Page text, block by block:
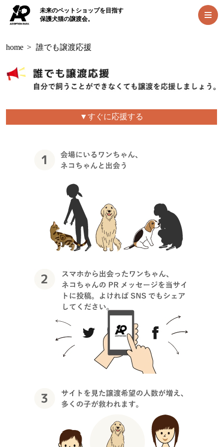
未来のペットショップを目指す
保護犬猫の譲渡会。
home > 誰でも譲渡応援
▼すぐに応援する